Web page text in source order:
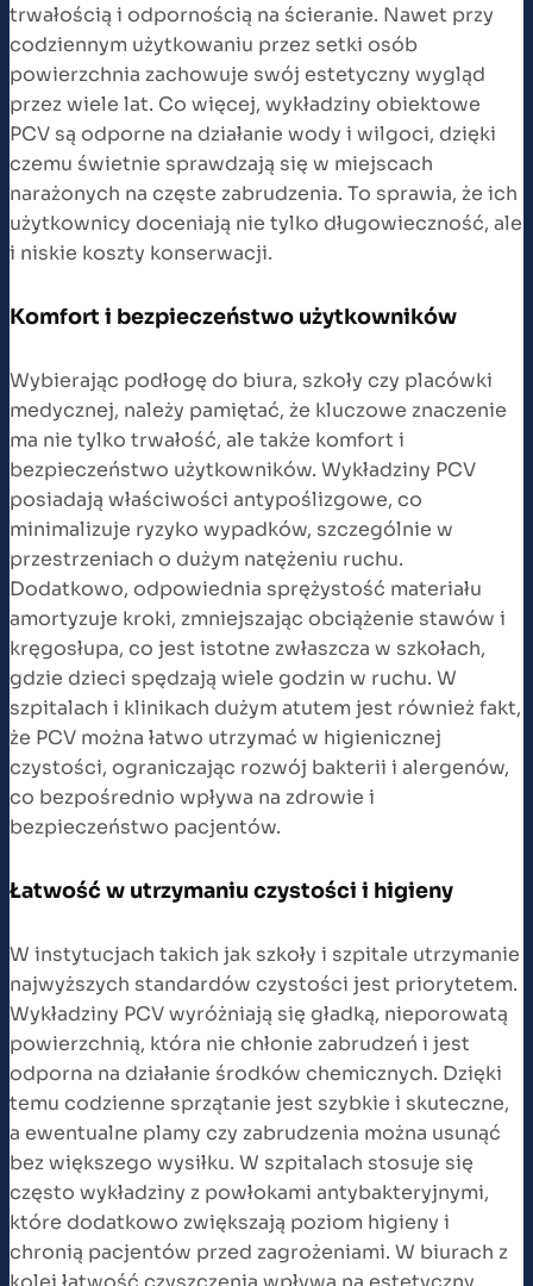
trwałością i odpornością na ścieranie. Nawet przy
codziennym użytkowaniu przez setki osób
powierzchnia zachowuje swój estetyczny wygląd
przez wiele lat. Co więcej, wykładziny obiektowe
PCV są odporne na działanie wody i wilgoci, dzięki
czemu świetnie sprawdzają się w miejscach
narażonych na częste zabrudzenia. To sprawia, że ich
użytkownicy doceniają nie tylko długowieczność, ale
i niskie koszty konserwacji.
Komfort i bezpieczeństwo użytkowników
Wybierając podłogę do biura, szkoły czy placówki
medycznej, należy pamiętać, że kluczowe znaczenie
ma nie tylko trwałość, ale także komfort i
bezpieczeństwo użytkowników. Wykładziny PCV
posiadają właściwości antypoślizgowe, co
minimalizuje ryzyko wypadków, szczególnie w
przestrzeniach o dużym natężeniu ruchu.
Dodatkowo, odpowiednia sprężystość materiału
amortyzuje kroki, zmniejszając obciążenie stawów i
kręgosłupa, co jest istotne zwłaszcza w szkołach,
gdzie dzieci spędzają wiele godzin w ruchu. W
szpitalach i klinikach dużym atutem jest również fakt,
że PCV można łatwo utrzymać w higienicznej
czystości, ograniczając rozwój bakterii i alergenów,
co bezpośrednio wpływa na zdrowie i
bezpieczeństwo pacjentów.
Łatwość w utrzymaniu czystości i higieny
W instytucjach takich jak szkoły i szpitale utrzymanie
najwyższych standardów czystości jest priorytetem.
Wykładziny PCV wyróżniają się gładką, nieporowatą
powierzchnią, która nie chłonie zabrudzeń i jest
odporna na działanie środków chemicznych. Dzięki
temu codzienne sprzątanie jest szybkie i skuteczne,
a ewentualne plamy czy zabrudzenia można usunąć
bez większego wysiłku. W szpitalach stosuje się
często wykładziny z powłokami antybakteryjnymi,
które dodatkowo zwiększają poziom higieny i
chronią pacjentów przed zagrożeniami. W biurach z